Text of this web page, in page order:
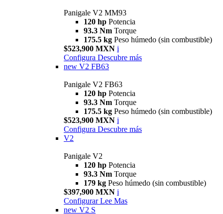
Panigale V2 MM93
120 hp Potencia
93.3 Nm Torque
175.5 kg Peso húmedo (sin combustible)
$523,900 MXN i
Configura Descubre más
new V2 FB63
Panigale V2 FB63
120 hp Potencia
93.3 Nm Torque
175.5 kg Peso húmedo (sin combustible)
$523,900 MXN i
Configura Descubre más
V2
Panigale V2
120 hp Potencia
93.3 Nm Torque
179 kg Peso húmedo (sin combustible)
$397,900 MXN i
Configurar Lee Mas
new V2 S